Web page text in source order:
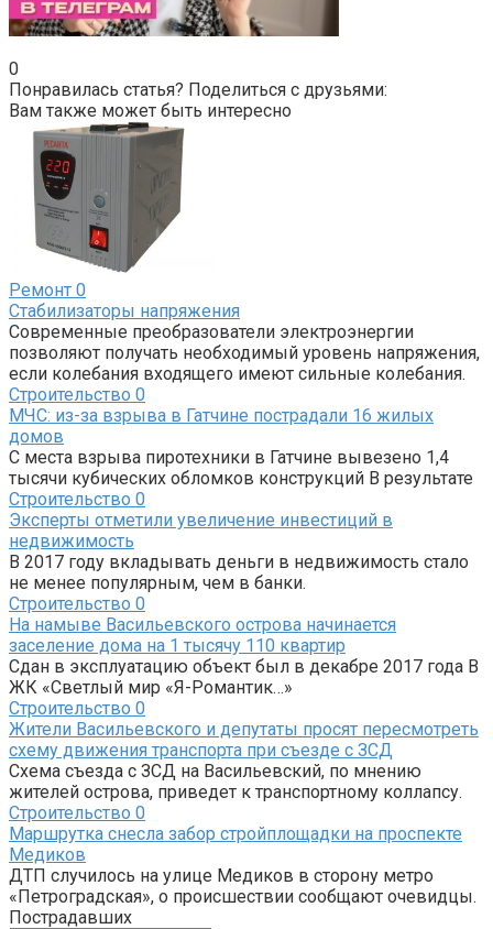
0
Понравилась статья? Поделиться с друзьями:
Вам также может быть интересно
Ремонт 0
Стабилизаторы напряжения
Современные преобразователи электроэнергии
позволяют получать необходимый уровень напряжения,
если колебания входящего имеют сильные колебания.
Строительство 0
МЧС: из-за взрыва в Гатчине пострадали 16 жилых
домов
С места взрыва пиротехники в Гатчине вывезено 1,4
тысячи кубических обломков конструкций В результате
Строительство 0
Эксперты отметили увеличение инвестиций в
недвижимость
В 2017 году вкладывать деньги в недвижимость стало
не менее популярным, чем в банки.
Строительство 0
На намыве Васильевского острова начинается
заселение дома на 1 тысячу 110 квартир
Сдан в эксплуатацию объект был в декабре 2017 года В
ЖК «Светлый мир «Я-Романтик…»
Строительство 0
Жители Васильевского и депутаты просят пересмотреть
схему движения транспорта при съезде с ЗСД
Схема съезда с ЗСД на Васильевский, по мнению
жителей острова, приведет к транспортному коллапсу.
Строительство 0
Маршрутка снесла забор стройплощадки на проспекте
Медиков
ДТП случилось на улице Медиков в сторону метро
«Петроградская», о происшествии сообщают очевидцы.
Пострадавших